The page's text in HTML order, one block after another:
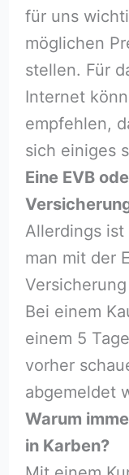
für uns
möglichen
stellen. Für
Internet
empfehlen,
sich einiges
Eine EVB
Allerdings
man mit der
Bei einem
einem 5
vorher
abgemeldet
Warum
in Karben?